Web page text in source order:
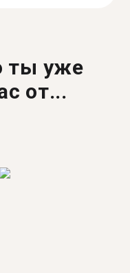
ты уже
от...